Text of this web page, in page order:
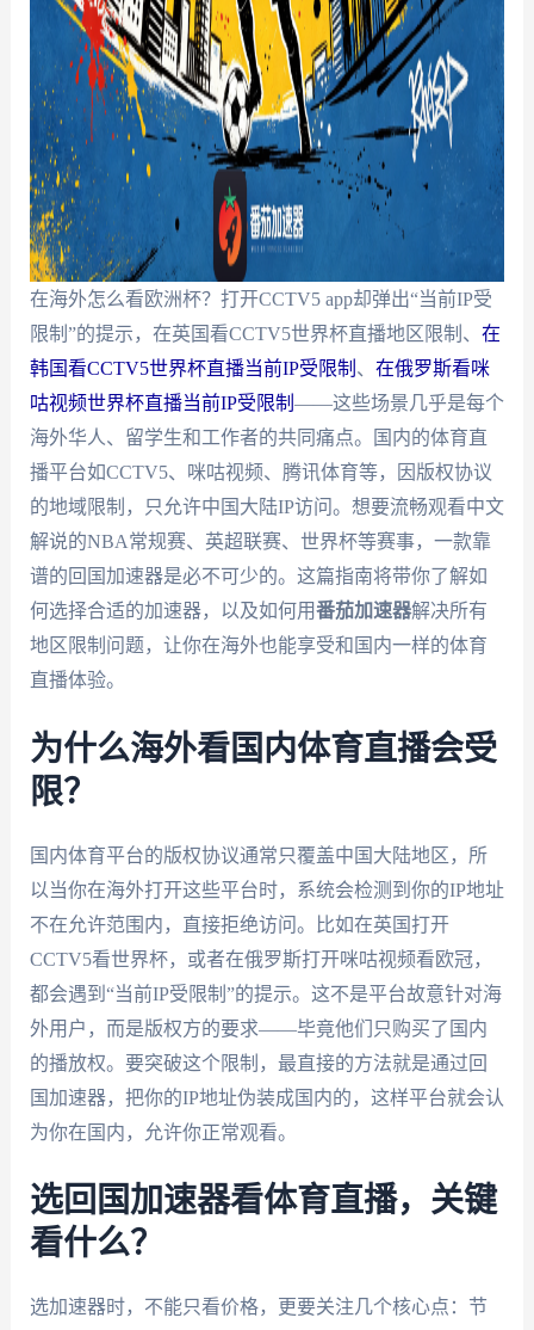
在海外怎么看欧洲杯？打开CCTV5 app却弹出“当前IP受
限制”的提示，在英国看CCTV5世界杯直播地区限制、 在
韩国看CCTV5世界杯直播当前IP受限制 、 在俄罗斯看咪
咕视频世界杯直播当前IP受限制 ——这些场景几乎是每个
海外华人、留学生和工作者的共同痛点。国内的体育直
播平台如CCTV5、咪咕视频、腾讯体育等，因版权协议
的地域限制，只允许中国大陆IP访问。想要流畅观看中文
解说的NBA常规赛、英超联赛、世界杯等赛事，一款靠
谱的回国加速器是必不可少的。这篇指南将带你了解如
何选择合适的加速器，以及如何用番茄加速器解决所有
地区限制问题，让你在海外也能享受和国内一样的体育
直播体验。
为什么海外看国内体育直播会受
限？
国内体育平台的版权协议通常只覆盖中国大陆地区，所
以当你在海外打开这些平台时，系统会检测到你的IP地址
不在允许范围内，直接拒绝访问。比如在英国打开
CCTV5看世界杯，或者在俄罗斯打开咪咕视频看欧冠，
都会遇到“当前IP受限制”的提示。这不是平台故意针对海
外用户，而是版权方的要求——毕竟他们只购买了国内
的播放权。要突破这个限制，最直接的方法就是通过回
国加速器，把你的IP地址伪装成国内的，这样平台就会认
为你在国内，允许你正常观看。
选回国加速器看体育直播，关键
看什么？
选加速器时，不能只看价格，更要关注几个核心点：节